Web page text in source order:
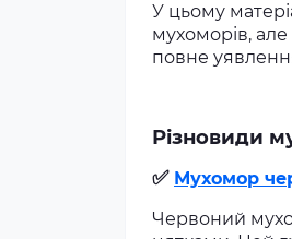
У цьому
мухоморів,
повне
Різновиди
✅ Мухомор
Червоний